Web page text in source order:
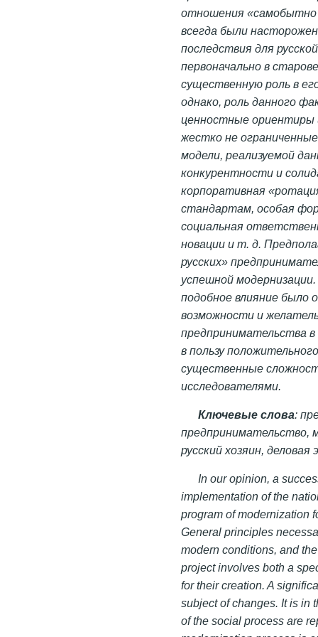
отношения «самобытно
всегда были
последствия для
первоначально в
существенную роль в
однако, роль данного
ценностные ориентиры
жестко не
модели, реализуемой
конкурентности и
корпоративная
стандартам, особая
социальная
новации и т. д.
русских»
успешной
подобное влияние было
возможности и
предпринимательства
в пользу
существенные
исследователями.
Ключевые слова:
предпринимательство,
русский хозяин,
In our opinion, a
implementation of the
program of modernization
General principles
modern conditions, and
project involves both a
for their creation. A
subject of changes. It is in
of the social process are